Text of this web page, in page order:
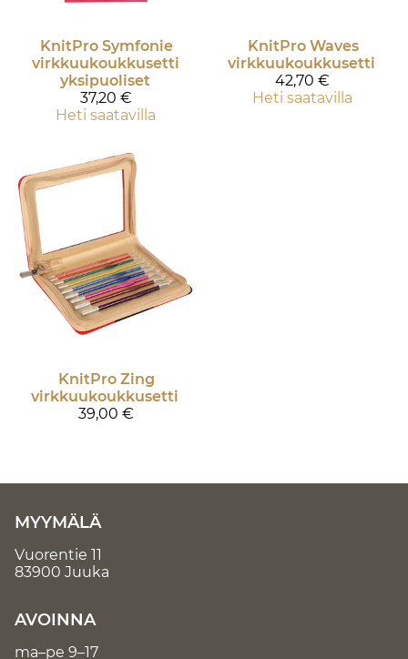
KnitPro Symfonie
virkkuukoukkusetti
yksipuoliset
37,20 €
Heti saatavilla
KnitPro Waves
virkkuukoukkusetti
42,70 €
Heti saatavilla
KnitPro Zing
virkkuukoukkusetti
39,00 €
MYYMÄLÄ
Vuorentie 11
83900 Juuka
AVOINNA
ma–pe 9–17